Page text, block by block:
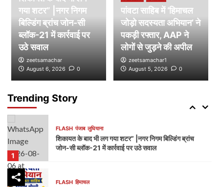
गया शटर” |नगर निगम
बिल्डिंग ब्रांच जोन-सी
ब्लॉक-21 में कार्रवाई पर
उठे सवाल
zeetsamachar
August 6, 2026
0
पांवटा साहिब में ‘हिमाचल
जोड़ो सदस्यता अभियान’ ने
पकड़ी रफ्तार, AAP ने
लोगों से जुड़ने की अपील
zeetsamachar1
August 5, 2026
0
Trending Story
FLASH पंजाब
नक्शा भी आया सामने” | ब्लॉक-37 में 2000 गज की कथित
प्लॉटिंग पर गहराए सवाल
5
2027 में सरकार बनाने का दावा
1
FLASH पंजाब लुधियाना
शिकायत के बाद भी लग गया शटर” |नगर निगम बिल्डिंग ब्रांच
जोन-सी ब्लॉक-21 में कार्रवाई पर उठे सवाल
FLASH हिमाचल